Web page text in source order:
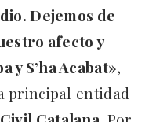
Dejemos de
afecto y
y S’ha Acabat»,
principal entidad